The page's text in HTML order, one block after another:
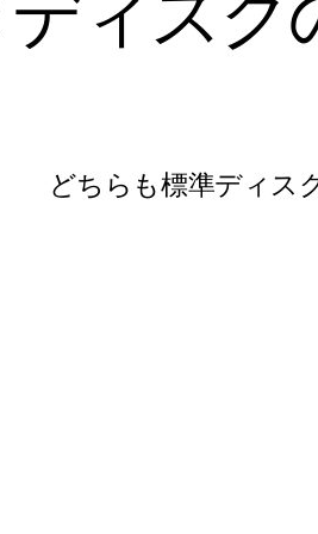
どちらも標準ディス